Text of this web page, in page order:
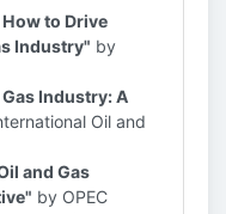
to Drive
Industry" by
Industry: A
Oil and
and Gas
by OPEC